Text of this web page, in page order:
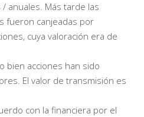
anuales. Más tarde las
fueron canjeadas por
cuya valoración era de
bien acciones han sido
El valor de transmisión es
con la financiera por el